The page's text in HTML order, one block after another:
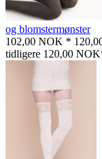
og blomstermønster
102,00 NOK *
tidligere 120,00